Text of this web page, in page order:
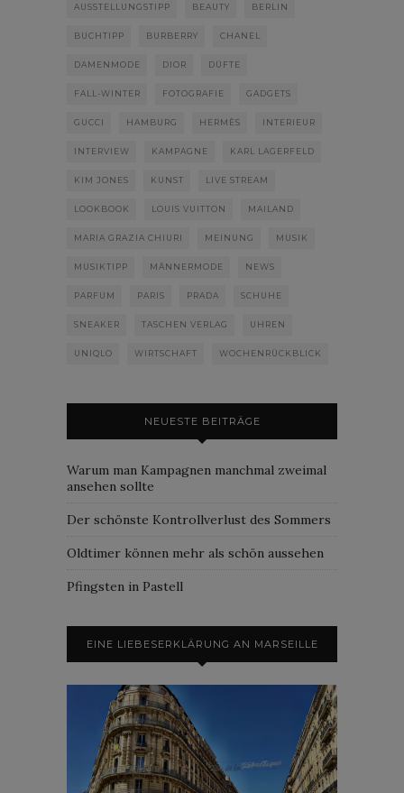
AUSSTELLUNGSTIPP BEAUTY BERLIN
BUCHTIPP BURBERRY CHANEL
DAMENMODE DIOR DÜFTE
FALL-WINTER FOTOGRAFIE GADGETS
GUCCI HAMBURG HERMÈS INTERIEUR
INTERVIEW KAMPAGNE KARL LAGERFELD
KIM JONES KUNST LIVE STREAM
LOOKBOOK LOUIS VUITTON MAILAND
MARIA GRAZIA CHIURI MEINUNG MUSIK
MUSIKTIPP MÄNNERMODE NEWS
PARFUM PARIS PRADA SCHUHE
SNEAKER TASCHEN VERLAG UHREN
UNIQLO WIRTSCHAFT WOCHENRÜCKBLICK
NEUESTE BEITRÄGE
Warum man Kampagnen manchmal zweimal
ansehen sollte
Der schönste Kontrollverlust des Sommers
Oldtimer können mehr als schön aussehen
Pfingsten in Pastell
EINE LIEBESERKLÄRUNG AN MARSEILLE